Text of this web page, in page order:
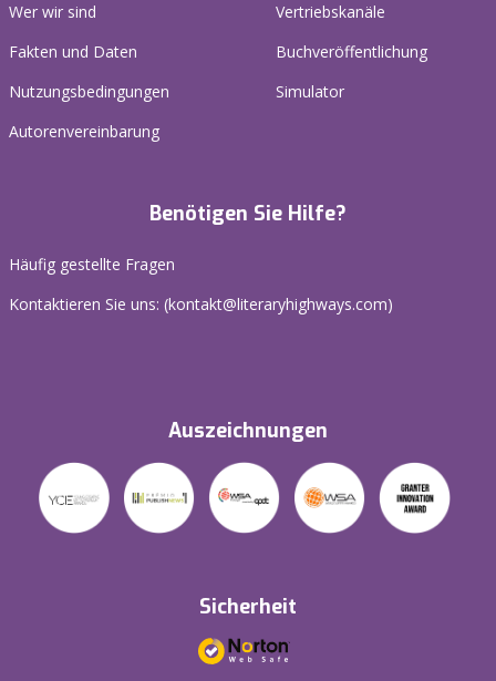
Wer wir sind
Fakten und Daten
Nutzungsbedingungen
Autorenvereinbarung
Vertriebskanäle
Buchveröffentlichung
Simulator
Benötigen Sie Hilfe?
Häufig gestellte Fragen
Kontaktieren Sie uns: (kontakt@literaryhighways.com)
Auszeichnungen
Sicherheit